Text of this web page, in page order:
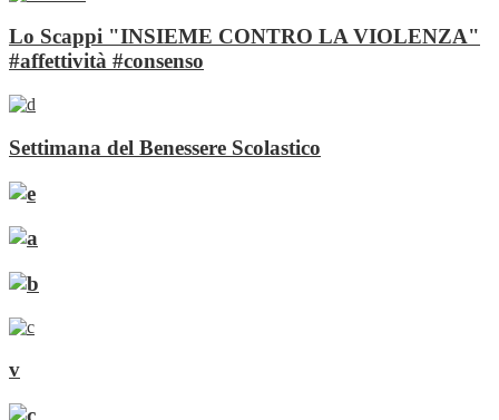
Lo Scappi "INSIEME CONTRO LA VIOLENZA"
#affettività #consenso
Settimana del Benessere Scolastico
v